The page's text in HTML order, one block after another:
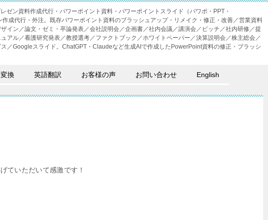
ゼン資料作成代行・パワーポイント資料・パワーポイントスライド（パワポ・PPT・
作成代行・外注。既存パワーポイント資料のブラッシュアップ・リメイク・修正・改善／営業資料
イン／論文・ゼミ・卒論発表／会社説明会／企画書／社内会議／講演会／ピッチ／社内研修／提
アル／看護研究発表／教授選考／ファクトブック／ホワイトペーパー／決算説明会／株主総会／
／Googleスライド。ChatGPT・Claudeなど生成AIで作成したPowerPoint資料の修正・ブラッシ
換 英語翻訳 お客様の声 お問い合わせ English
ていただいて感激です！